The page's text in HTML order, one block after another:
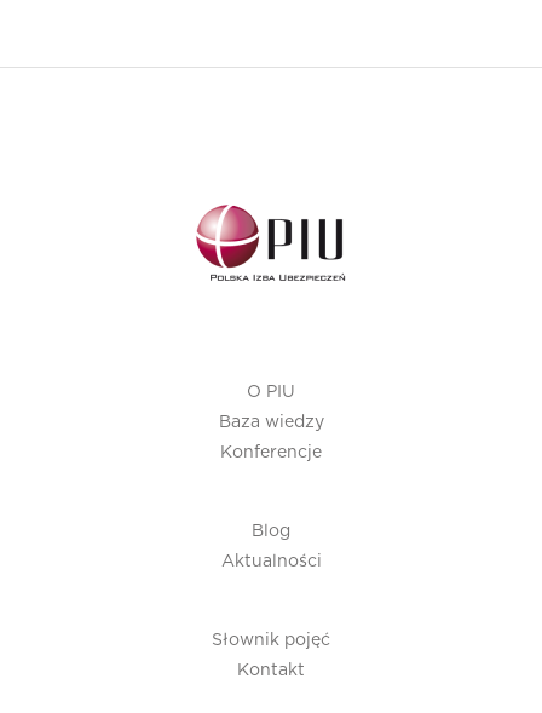
O PIU
Baza wiedzy
Konferencje
Blog
Aktualności
Słownik pojęć
Kontakt